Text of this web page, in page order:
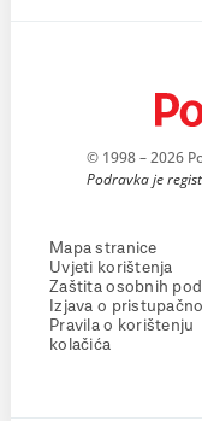
© 1998 – 2026
Podravka je
Mapa stranice
Uvjeti korištenja
Zaštita osobnih
Izjava o
Pravila o korištenju
kolačića